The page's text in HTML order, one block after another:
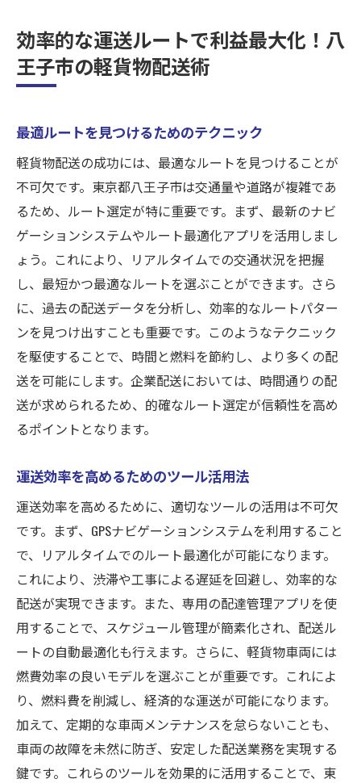
効率的な運送ルートで利益最大化！八
王子市の軽貨物配送術
最適ルートを見つけるためのテクニック
軽貨物配送の成功には、最適なルートを見つけることが
不可欠です。東京都八王子市は交通量や道路が複雑であ
るため、ルート選定が特に重要です。まず、最新のナビ
ゲーションシステムやルート最適化アプリを活用しまし
ょう。これにより、リアルタイムでの交通状況を把握
し、最短かつ最適なルートを選ぶことができます。さら
に、過去の配送データを分析し、効率的なルートパター
ンを見つけ出すことも重要です。このようなテクニック
を駆使することで、時間と燃料を節約し、より多くの配
送を可能にします。企業配送においては、時間通りの配
送が求められるため、的確なルート選定が信頼性を高め
るポイントとなります。
運送効率を高めるためのツール活用法
運送効率を高めるために、適切なツールの活用は不可欠
です。まず、GPSナビゲーションシステムを利用すること
で、リアルタイムでのルート最適化が可能になります。
これにより、渋滞や工事による遅延を回避し、効率的な
配送が実現できます。また、専用の配達管理アプリを使
用することで、スケジュール管理が簡素化され、配送ル
ートの自動最適化も行えます。さらに、軽貨物車両には
燃費効率の良いモデルを選ぶことが重要です。これによ
り、燃料費を削減し、経済的な運送が可能になります。
加えて、定期的な車両メンテナンスを怠らないことも、
車両の故障を未然に防ぎ、安定した配送業務を実現する
鍵です。これらのツールを効果的に活用することで、東